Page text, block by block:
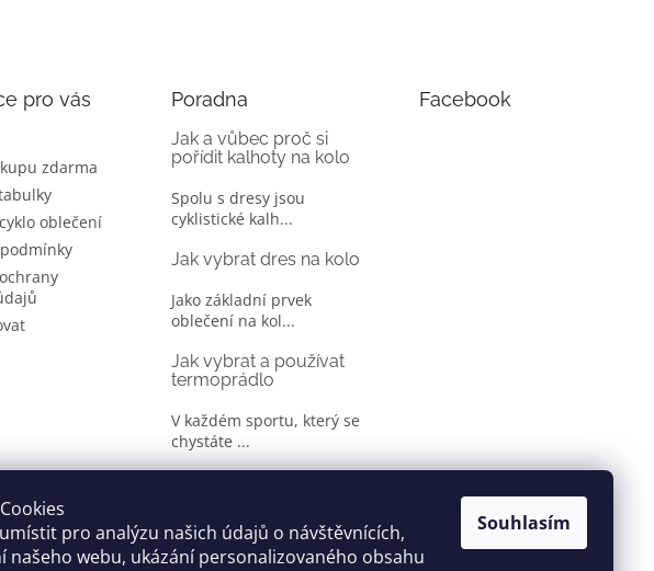
pro analýzu našich údajů o návštěvnících,
našeho webu, ukázání personalizovaného obsahu
Souhlasím
pro vás
zdarma
oblečení
Poradna
Jak a vůbec proč si
pořídit kalhoty na kolo
Spolu s dresy jsou
cyklistické kalh...
Jak vybrat dres na kolo
Jako základní prvek
oblečení na kol...
Jak vybrat a používat
termoprádlo
V každém sportu, který se
chystáte ...
Je jen málo cyklistů, kteří si
oble...
Facebook